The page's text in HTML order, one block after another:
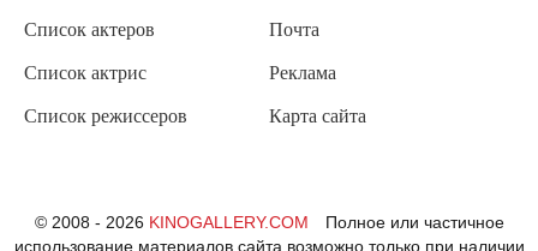
Список актеров
Список актрис
Список режиссеров
Почта
Реклама
Карта сайта
© 2008 - 2026 KINOGALLERY.COM
Полное или частичное
использование материалов сайта возможно только при наличии